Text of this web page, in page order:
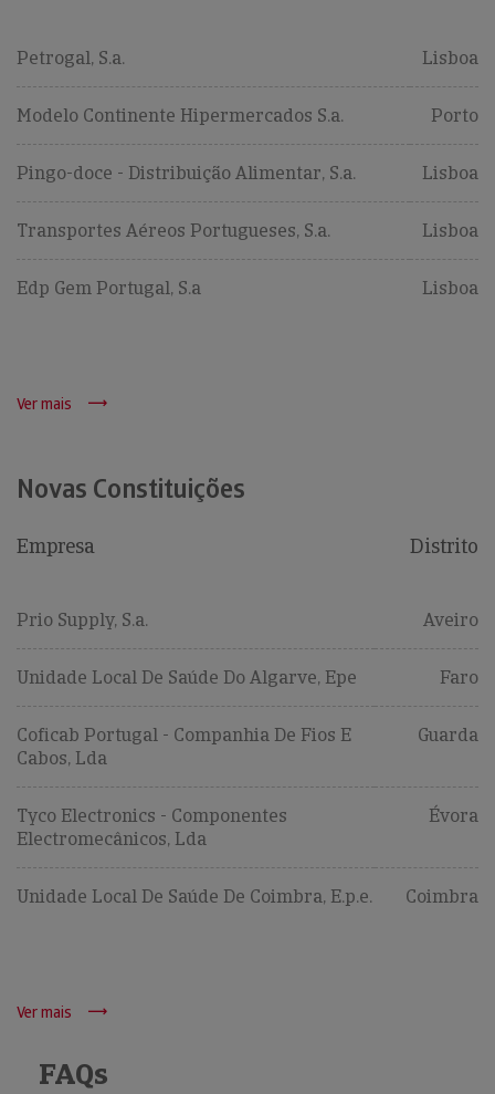
Petrogal, S.a. Lisboa
Modelo Continente Hipermercados S.a. Porto
Pingo-doce - Distribuição Alimentar, S.a. Lisboa
Transportes Aéreos Portugueses, S.a. Lisboa
Edp Gem Portugal, S.a Lisboa
Ver mais
Novas Constituições
Empresa Distrito
Prio Supply, S.a. Aveiro
Unidade Local De Saúde Do Algarve, Epe Faro
Coficab Portugal - Companhia De Fios E
Cabos, Lda
Guarda
Tyco Electronics - Componentes
Electromecânicos, Lda
Évora
Unidade Local De Saúde De Coimbra, E.p.e. Coimbra
Ver mais
FAQs